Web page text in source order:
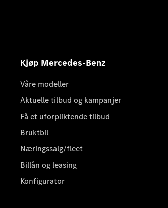
Kjøp Mercedes-Benz
Våre modeller
Aktuelle tilbud og kampanjer
Få et uforpliktende tilbud
Bruktbil
Næringssalg/fleet
Billån og leasing
Konfigurator